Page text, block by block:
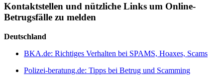
Kontaktstellen und nützliche Links um Online-
Betrugsfälle zu melden
Deutschland
BKA.de: Richtiges Verhalten bei SPAMS, Hoaxes, Scams
Polizei-beratung.de: Tipps bei Betrug und Scamming